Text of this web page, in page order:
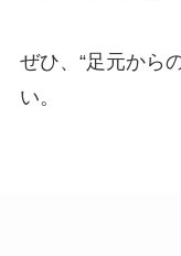
ぜひ、“足元から
い。